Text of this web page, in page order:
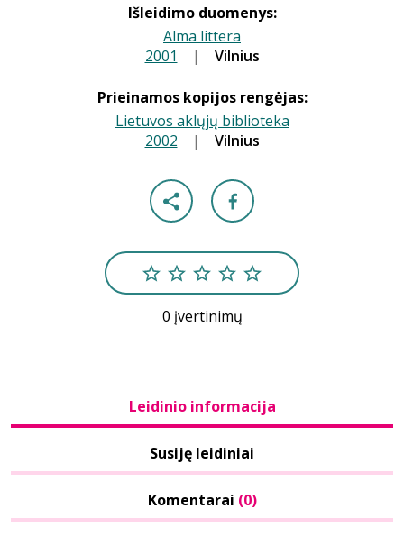
Išleidimo duomenys:
Alma littera
2001 | Vilnius
Prieinamos kopijos rengėjas:
Lietuvos aklųjų biblioteka
2002 | Vilnius
0 įvertinimų
Leidinio informacija
Susiję leidiniai
Komentarai (0)